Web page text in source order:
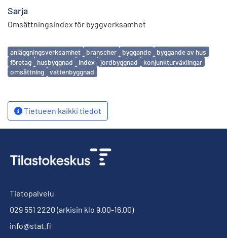
Sarja
Omsättningsindex för byggverksamhet
Avainsanat
anläggningsverksamhet branscher byggande
byggande av hus
företag
husbyggnad index jordbyggnad
konjunkturväxlingar
omsättning
vattenbyggnad
Tietueen kaikki tiedot
Tietopalvelu
029 551 2220 (arkisin klo 9.00-16.00)
info@stat.fi